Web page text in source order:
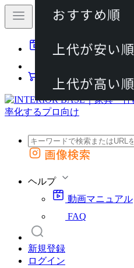
動画マニュアル
カート
外部サイトの商品をカートに追加
画像検索
ヘルプ
動画マニュアル
FAQ
新規登録
ログイン
おすすめ順
上代が安い順
上代が高い順